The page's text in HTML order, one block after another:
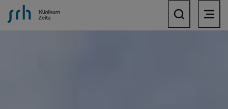
SRH Krankenhaus Zeitz